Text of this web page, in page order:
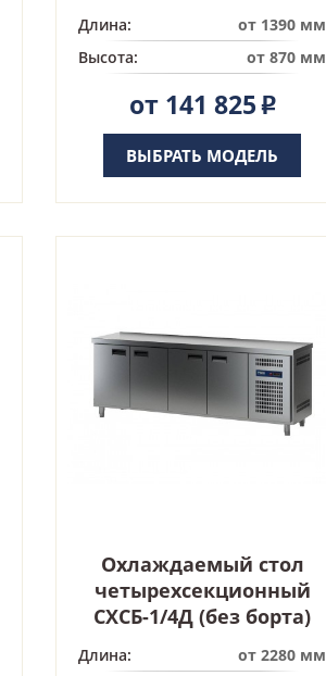
Длина:
от 1390 мм
Высота:
от 870 мм
от 141 825 Р
ВЫБРАТЬ МОДЕЛЬ
Охлаждаемый стол
четырехсекционный
СХСБ-1/4Д (без борта)
Длина:
от 2280 мм